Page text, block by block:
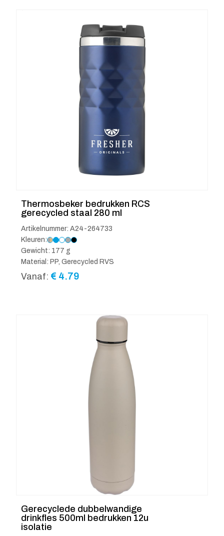
Thermosbeker bedrukken RCS
gerecycled staal 280 ml
Artikelnummer: A24-264733
Kleuren:
Gewicht: 177 g
Material: PP, Gerecycled RVS
Vanaf: € 4.79
Gerecyclede dubbelwandige
drinkfles 500ml bedrukken 12u
isolatie